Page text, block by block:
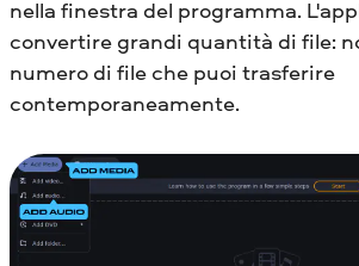
nella finestra del programma.
convertire grandi quantità di file:
numero di file che puoi trasferire
contemporaneamente.